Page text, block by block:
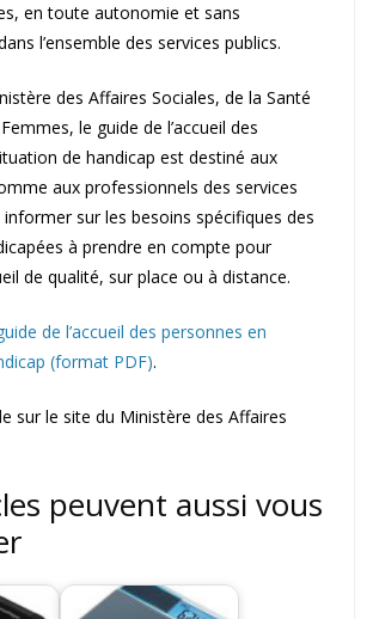
en toute autonomie et sans
l’ensemble des services publics.
des Affaires Sociales, de la Santé
le guide de l’accueil des
de handicap est destiné aux
aux professionnels des services
sur les besoins spécifiques des
à prendre en compte pour
de qualité, sur place ou à distance.
de l’accueil des personnes en
(format PDF).
sur le site du Ministère des Affaires
peuvent aussi vous